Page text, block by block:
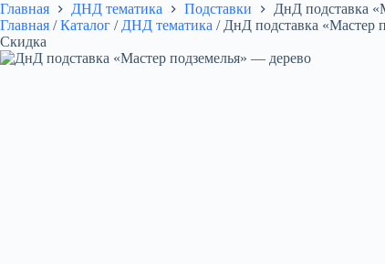
Главная ДНД тематика Подставки
ДнД подставка
Главная / Каталог / ДНД тематика / ДнД подставка «Мастер
Скидка